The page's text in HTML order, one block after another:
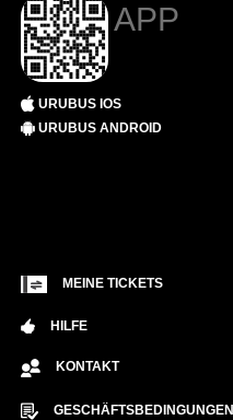
APP
URUBUS IOS
URUBUS ANDROID
MEINE TICKETS
HILFE
KONTAKT
GESCHÄFTSBEDINGUNGEN